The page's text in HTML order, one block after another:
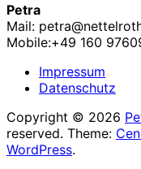
Petra
Mail:
Mobile:+49 160
Impressum
Datenschutz
Copyright © 2026
reserved. Theme:
WordPress.